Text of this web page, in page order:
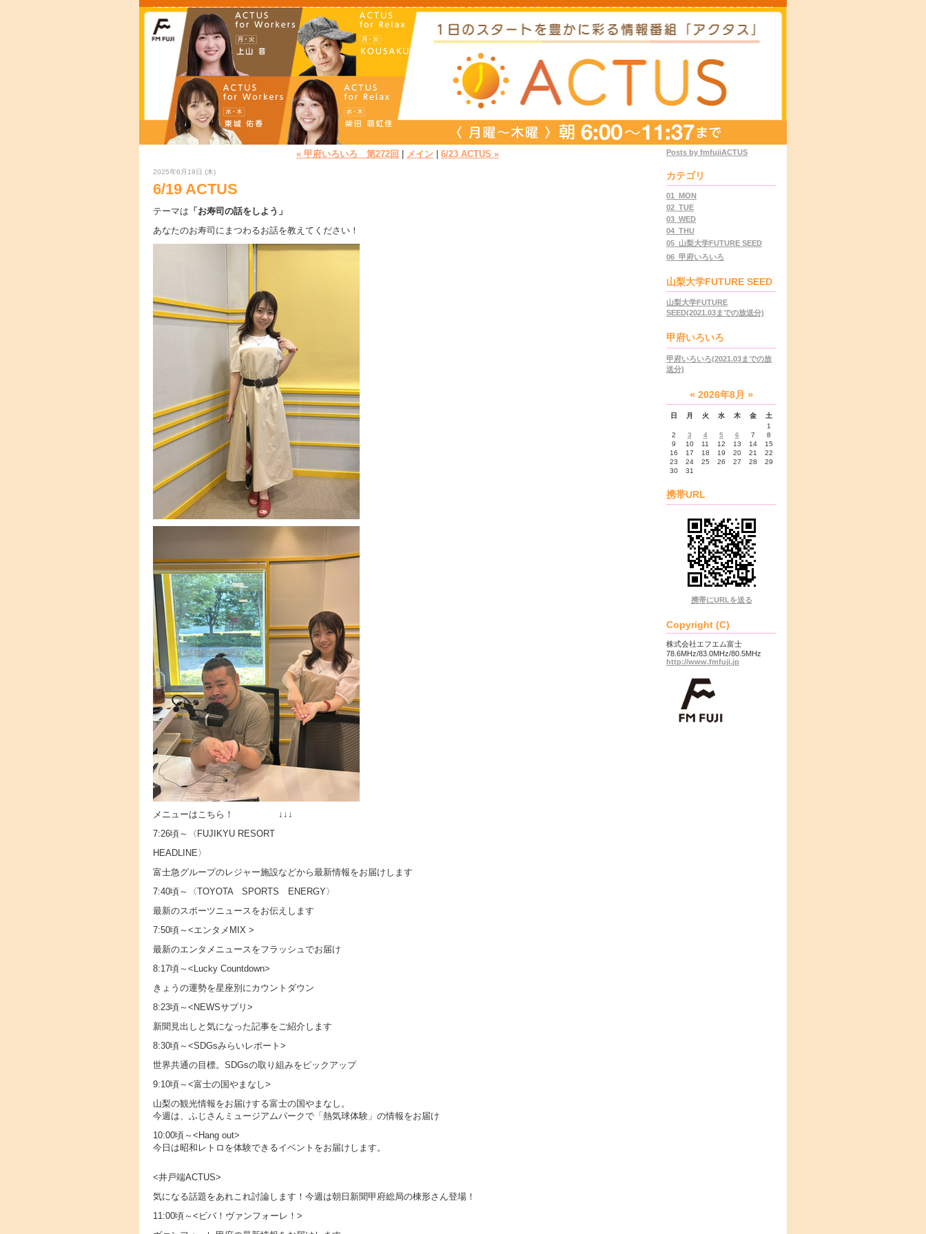
« 甲府いろいろ 第272回 メイン 6/23 ACTUS »
2025年6月19日 (木)
6/19 ACTUS
テーマは 「お寿司の話をしよう」
あなたのお寿司にまつわるお話を教えてください！
メニューはこちら！ ↓↓↓
7:26頃～〈FUJIKYU RESORT
HEADLINE〉
富士急グループのレジャー施設などから最新情報をお届けします
7:40頃～〈TOYOTA SPORTS ENERGY〉
最新のスポーツニュースをお伝えします
7:50頃～<エンタメMIX >
最新のエンタメニュースをフラッシュでお届け
8:17頃～<Lucky Countdown>
きょうの運勢を星座別にカウントダウン
8:23頃～<NEWSサプリ>
新聞見出しと気になった記事をご紹介します
8:30頃～<SDGsみらいレポート>
世界共通の目標。SDGsの取り組みをピックアップ
9:10頃～<富士の国やまなし>
山梨の観光情報をお届けする富士の国やまなし。
今週は、ふじさんミュージアムパークで「熱気球体験」の情報をお届け
10:00頃～<Hang out>
今日は昭和レトロを体験できるイベントをお届けします。
<井戸端ACTUS>
気になる話題をあれこれ討論します！今週は朝日新聞甲府総局の棟形さん登場！
11:00頃～<ビバ！ヴァンフォーレ！>
Posts by fmfujiACTUS
カテゴリ
01_MON
02_TUE
03_WED
04_THU
05_山梨大学FUTURE SEED
06_甲府いろいろ
山梨大学FUTURE SEED
山梨大学FUTURE
SEED(2021.03までの放送分)
甲府いろいろ
甲府いろいろ(2021.03までの放
送分)
« 2026年8月 »
日 月 火 水 木 金
土
1
2
3 4 5 6 7
8
9
10 11 12 13 14
15
16
17 18 19 20 21
22
23
24 25 26 27 28
29
30
31
携帯URL
携帯にURLを送る
Copyright (C)
株式会社エフエム富士
78.6MHz/83.0MHz/80.5MHz
http://www.fmfuji.jp